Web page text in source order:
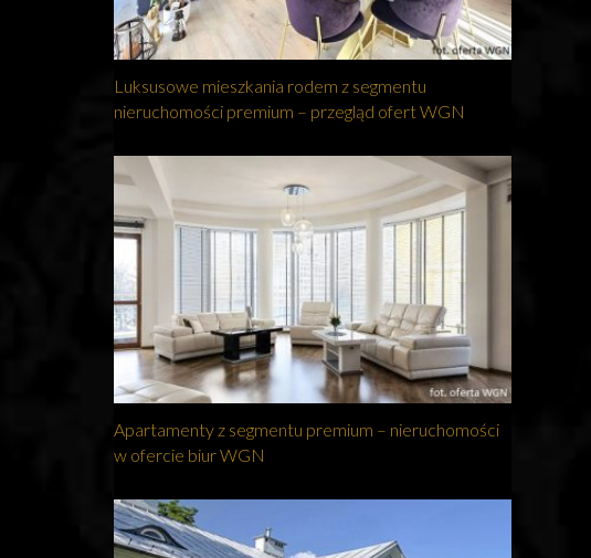
Luksusowe mieszkania rodem z segmentu
nieruchomości premium – przegląd ofert WGN
Apartamenty z segmentu premium – nieruchomości
w ofercie biur WGN